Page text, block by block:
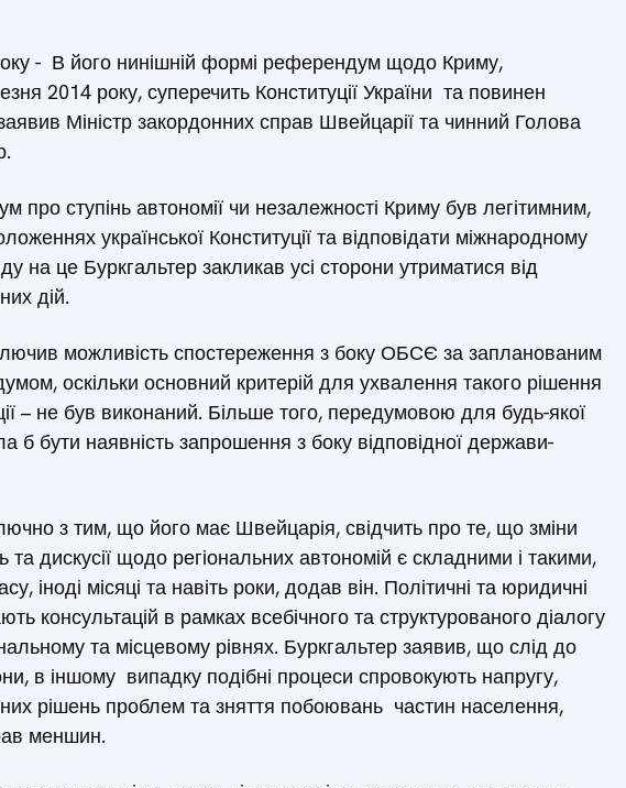
- В його нинішній формі референдум щодо Криму,
2014 року, суперечить Конституції України та повинен
Міністр закордонних справ Швейцарії та чинний Голова
про ступінь автономії чи незалежності Криму був легітимним,
української Конституції та відповідати міжнародному
на це Буркгальтер закликав усі сторони утриматися від
дій.
можливість спостереження з боку ОБСЄ за запланованим
оскільки основний критерій для ухвалення такого рішення
– не був виконаний. Більше того, передумовою для будь-якої
б бути наявність запрошення з боку відповідної держави-
з тим, що його має Швейцарія, свідчить про те, що зміни
та дискусії щодо регіональних автономій є складними і такими,
іноді місяці та навіть роки, додав він. Політичні та юридичні
консультацій в рамках всебічного та структурованого діалогу
та місцевому рівнях. Буркгальтер заявив, що слід до
в іншому випадку подібні процеси спровокують напругу,
рішень проблем та зняття побоювань частин населення,
меншин.